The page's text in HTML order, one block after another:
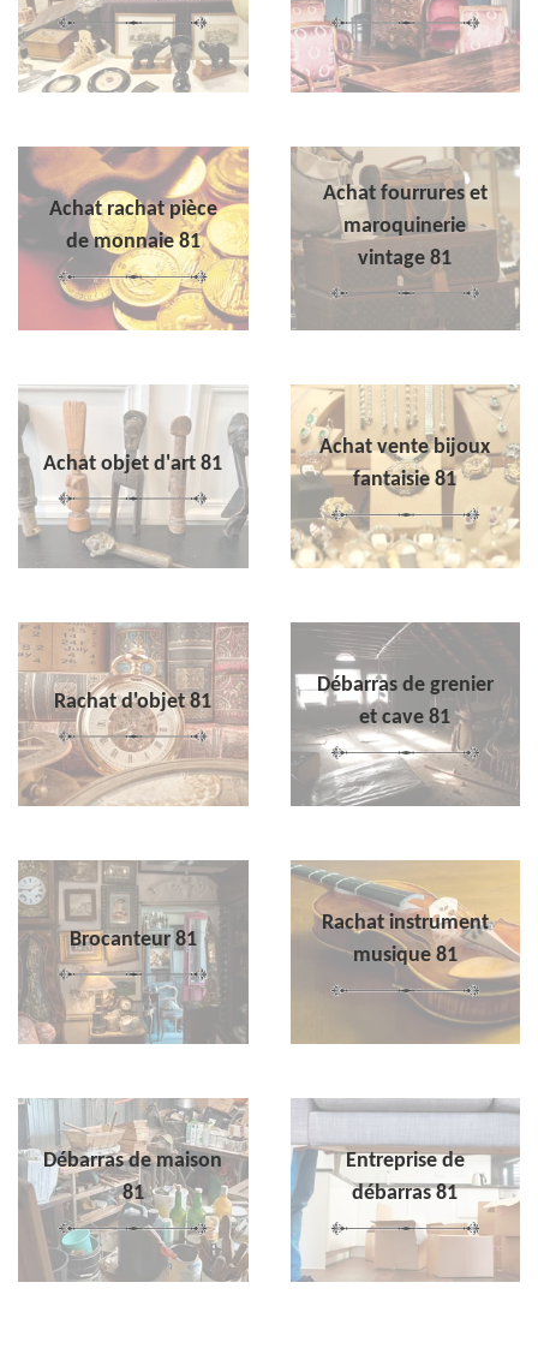
Achat rachat pièce
de monnaie 81
Achat fourrures et
maroquinerie
vintage 81
Achat objet d'art 81
Achat vente bijoux
fantaisie 81
Rachat d'objet 81
Débarras de grenier
et cave 81
Brocanteur 81
Rachat instrument
musique 81
Débarras de maison
81
Entreprise de
débarras 81